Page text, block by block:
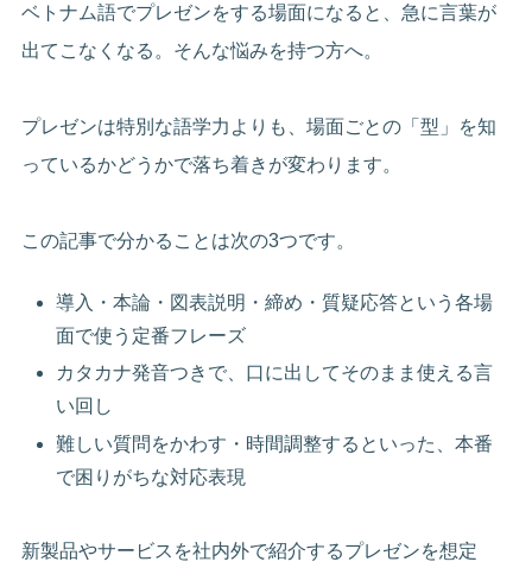
ベトナム語でプレゼンをする場面になると、急に言葉が
出てこなくなる。そんな悩みを持つ方へ。
プレゼンは特別な語学力よりも、場面ごとの「型」を知
っているかどうかで落ち着きが変わります。
この記事で分かることは次の3つです。
導入・本論・図表説明・締め・質疑応答という各場
面で使う定番フレーズ
カタカナ発音つきで、口に出してそのまま使える言
い回し
難しい質問をかわす・時間調整するといった、本番
で困りがちな対応表現
新製品やサービスを社内外で紹介するプレゼンを想定